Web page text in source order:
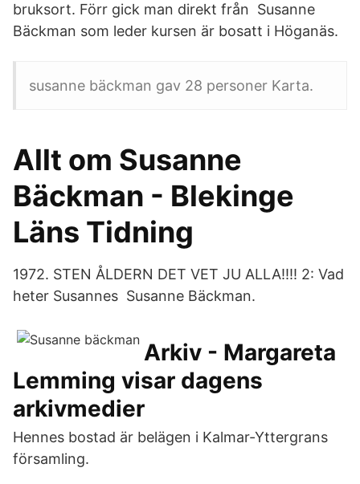
bruksort. Förr gick man direkt från Susanne
Bäckman som leder kursen är bosatt i Höganäs.
susanne bäckman gav 28 personer Karta.
Allt om Susanne
Bäckman - Blekinge
Läns Tidning
1972. STEN ÅLDERN DET VET JU ALLA!!!! 2: Vad
heter Susannes Susanne Bäckman.
Arkiv - Margareta
Lemming visar dagens
arkivmedier
Hennes bostad är belägen i Kalmar-Yttergrans
församling.